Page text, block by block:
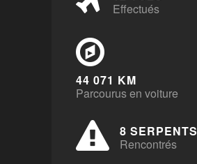
Effectués
44 071 KM
Parcourus en voiture
8 SERPENTS
Rencontrés